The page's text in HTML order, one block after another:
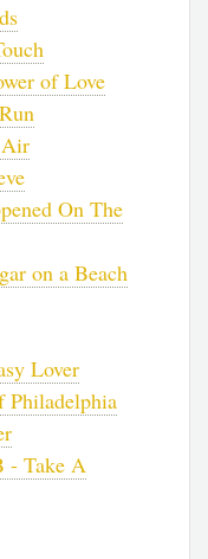
of Love
On The
on a Beach
Lover
Philadelphia
- Take A